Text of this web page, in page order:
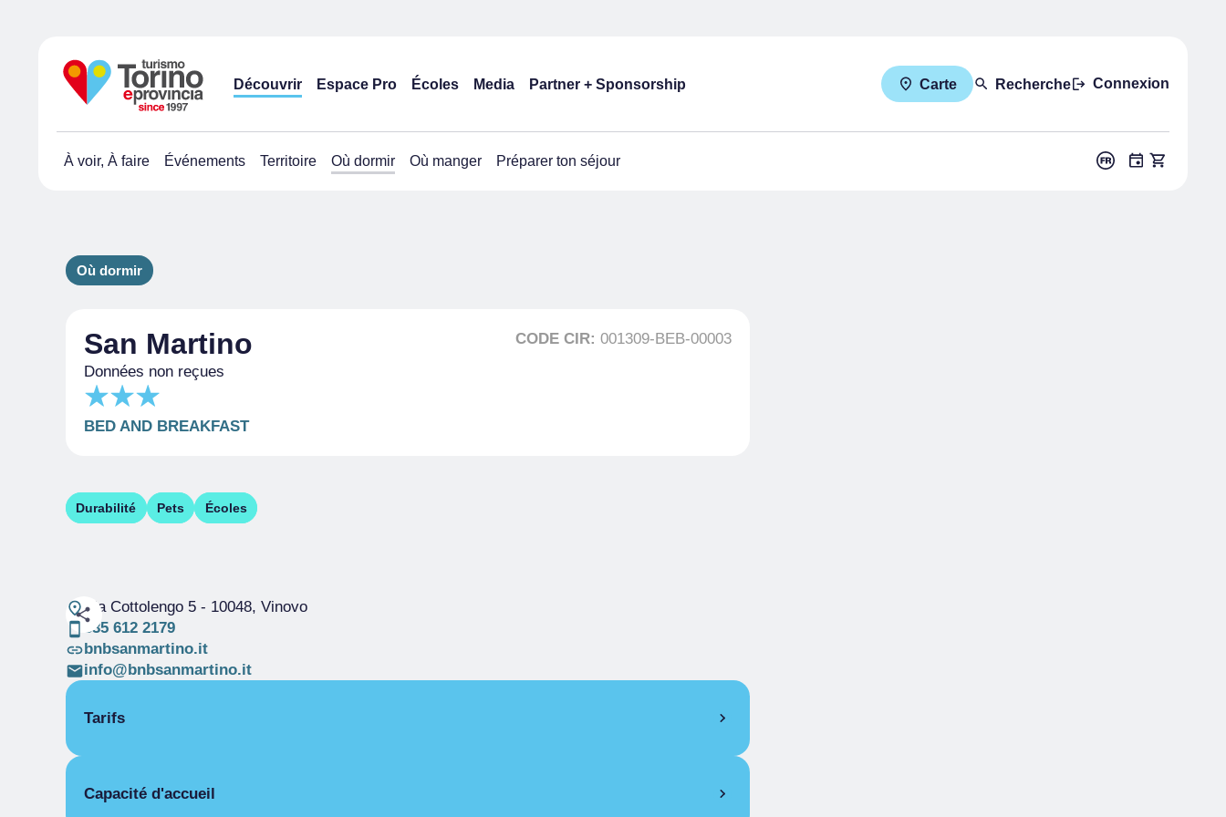
Découvrir Espace Pro Écoles Media Partner + Sponsorship Carte Recherche Connexion
À voir, À faire Événements Territoire Où dormir Où manger Préparer ton séjour
Où dormir
San Martino
Données non reçues
BED AND BREAKFAST
CODE CIR: 001309-BEB-00003
Durabilité Pets Écoles
Via Cottolengo 5- 10048, Vinovo
335 612 2179
bnbsanmartino.it
info@bnbsanmartino.it
Tarifs
Saison unique
Capacité d'accueil